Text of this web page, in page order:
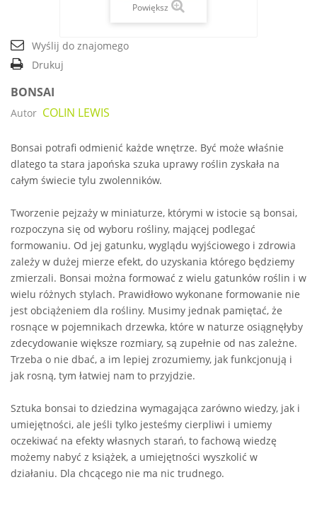
Powiększ
Wyślij do znajomego
Drukuj
BONSAI
Autor COLIN LEWIS
Bonsai potrafi odmienić każde wnętrze. Być może właśnie
dlatego ta stara japońska szuka uprawy roślin zyskała na
całym świecie tylu zwolenników.
Tworzenie pejzaży w miniaturze, którymi w istocie są bonsai,
rozpoczyna się od wyboru rośliny, mającej podlegać
formowaniu. Od jej gatunku, wyglądu wyjściowego i zdrowia
zależy w dużej mierze efekt, do uzyskania którego będziemy
zmierzali. Bonsai można formować z wielu gatunków roślin i w
wielu różnych stylach. Prawidłowo wykonane formowanie nie
jest obciążeniem dla rośliny. Musimy jednak pamiętać, że
rosnące w pojemnikach drzewka, które w naturze osiągnęłyby
zdecydowanie większe rozmiary, są zupełnie od nas zależne.
Trzeba o nie dbać, a im lepiej zrozumiemy, jak funkcjonują i
jak rosną, tym łatwiej nam to przyjdzie.
Sztuka bonsai to dziedzina wymagająca zarówno wiedzy, jak i
umiejętności, ale jeśli tylko jesteśmy cierpliwi i umiemy
oczekiwać na efekty własnych starań, to fachową wiedzę
możemy nabyć z książek, a umiejętności wyszkolić w
działaniu. Dla chcącego nie ma nic trudnego.